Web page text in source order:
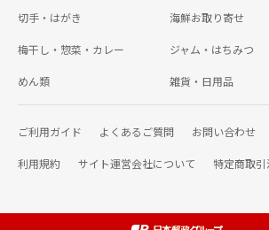
切手・はがき 海鮮お取り寄せ
梅干し・惣菜・カレー ジャム・はちみつ
めん類 雑貨・日用品
ご利用ガイド よくあるご質問 お問い合わせ
利用規約 サイト運営会社について 特定商取